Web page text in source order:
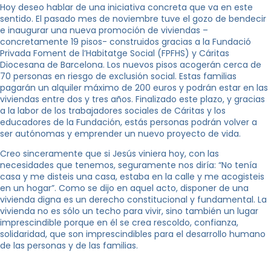
Hoy deseo hablar de una iniciativa concreta que va en este
sentido. El pasado mes de noviembre tuve el gozo de bendecir
e inaugurar una nueva promoción de viviendas –
concretamente 19 pisos- construidos gracias a la Fundació
Privada Foment de l’Habitatge Social (FPFHS) y Cáritas
Diocesana de Barcelona. Los nuevos pisos acogerán cerca de
70 personas en riesgo de exclusión social. Estas familias
pagarán un alquiler máximo de 200 euros y podrán estar en las
viviendas entre dos y tres años. Finalizado este plazo, y gracias
a la labor de los trabajadores sociales de Cáritas y los
educadores de la Fundación, estás personas podrán volver a
ser autónomas y emprender un nuevo proyecto de vida.
Creo sinceramente que si Jesús viniera hoy, con las
necesidades que tenemos, seguramente nos diría: “No tenía
casa y me disteis una casa, estaba en la calle y me acogisteis
en un hogar”. Como se dijo en aquel acto, disponer de una
vivienda digna es un derecho constitucional y fundamental. La
vivienda no es sólo un techo para vivir, sino también un lugar
imprescindible porque en él se crea rescoldo, confianza,
solidaridad, que son imprescindibles para el desarrollo humano
de las personas y de las familias.